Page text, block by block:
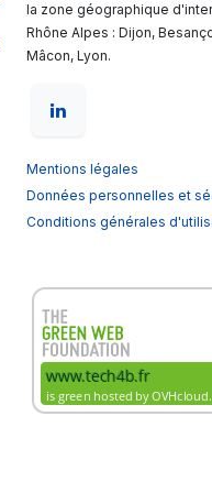
la zone géographique
Rhône Alpes : Dijon,
Mâcon, Lyon.
Mentions légales
Données personnelles et
Conditions générales